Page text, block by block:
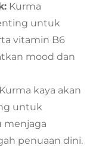
Kurma
untuk
vitamin B6
mood dan
Kurma kaya akan
untuk
menjaga
penuaan dini.